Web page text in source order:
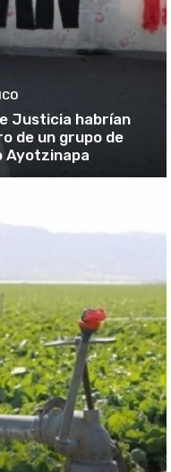
Justicia habrían
de un grupo de
Ayotzinapa